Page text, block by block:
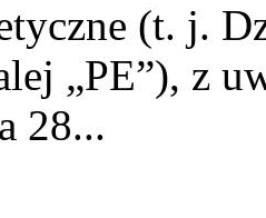
(t. j.
„PE”), z
28...